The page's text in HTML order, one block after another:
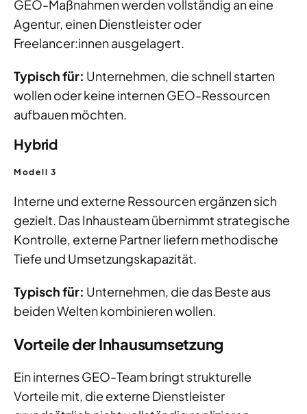
GEO-Maßnahmen werden vollständig an eine
Agentur, einen Dienstleister oder
Freelancer:innen ausgelagert.
Typisch für: Unternehmen, die schnell starten
wollen oder keine internen GEO-Ressourcen
aufbauen möchten.
Hybrid
Modell 3
Interne und externe Ressourcen ergänzen sich
gezielt. Das Inhausteam übernimmt strategische
Kontrolle, externe Partner liefern methodische
Tiefe und Umsetzungskapazität.
Typisch für: Unternehmen, die das Beste aus
beiden Welten kombinieren wollen.
Vorteile der Inhausumsetzung
Ein internes GEO-Team bringt strukturelle
Vorteile mit, die externe Dienstleister